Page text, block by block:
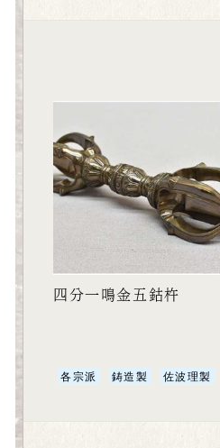
四分一鳴金五鈷杵
各宗派 鋳造製 佐波理製